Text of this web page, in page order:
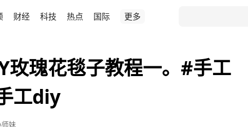
财经 科技 热点 国际 更多
玫瑰花毯子教程一。#手工
工diy
妹